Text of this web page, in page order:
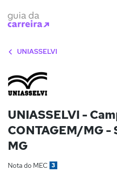
UNIASSELVI
UNIASSELVI -
CONTAGEM/MG -
MG
Nota do MEC 3